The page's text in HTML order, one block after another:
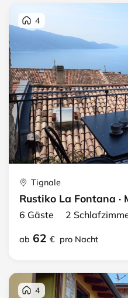
4
Tignale
Rustiko La Fontana ·
6 Gäste 2
ab 62 € pro Nacht
4